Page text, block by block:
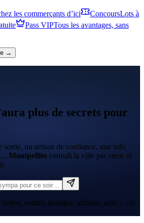
les commerçants d’ici ConcoursLots à
Pass VIPTous les avantages, sans
→
plus de secrets pour
sortie, un artisan de confiance, une info
Montpellito connaît la ville par cœur et
sorties, pratique, artisans, actu… on